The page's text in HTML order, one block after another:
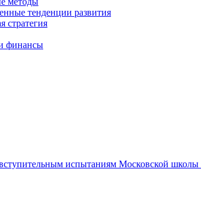
тенденции развития
стратегия
финансы
испытаниям Московской